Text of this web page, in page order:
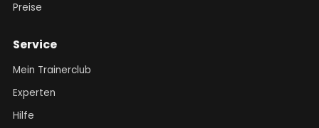
Preise
Service
Mein Trainerclub
Experten
Hilfe